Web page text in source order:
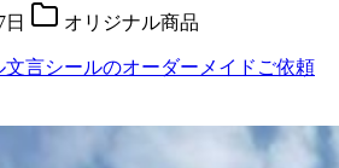
オリジナル商品
文言シールのオーダーメイドご依頼